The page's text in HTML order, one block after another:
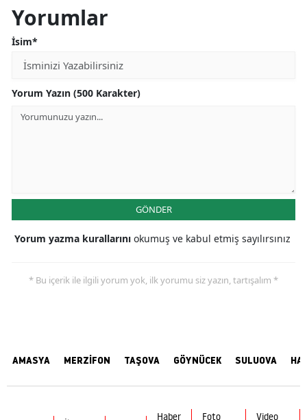
Yorumlar
İsim*
Yorum Yazın (500 Karakter)
GÖNDER
Yorum yazma kurallarını okumuş ve kabul etmiş sayılırsınız
* Bu içerik ile ilgili yorum yok, ilk yorumu siz yazın, tartışalım *
AMASYA MERZİFON TAŞOVA GÖYNÜCEK SULUOVA
Haber Foto Video